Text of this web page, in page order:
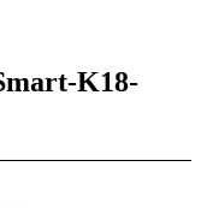
K18-